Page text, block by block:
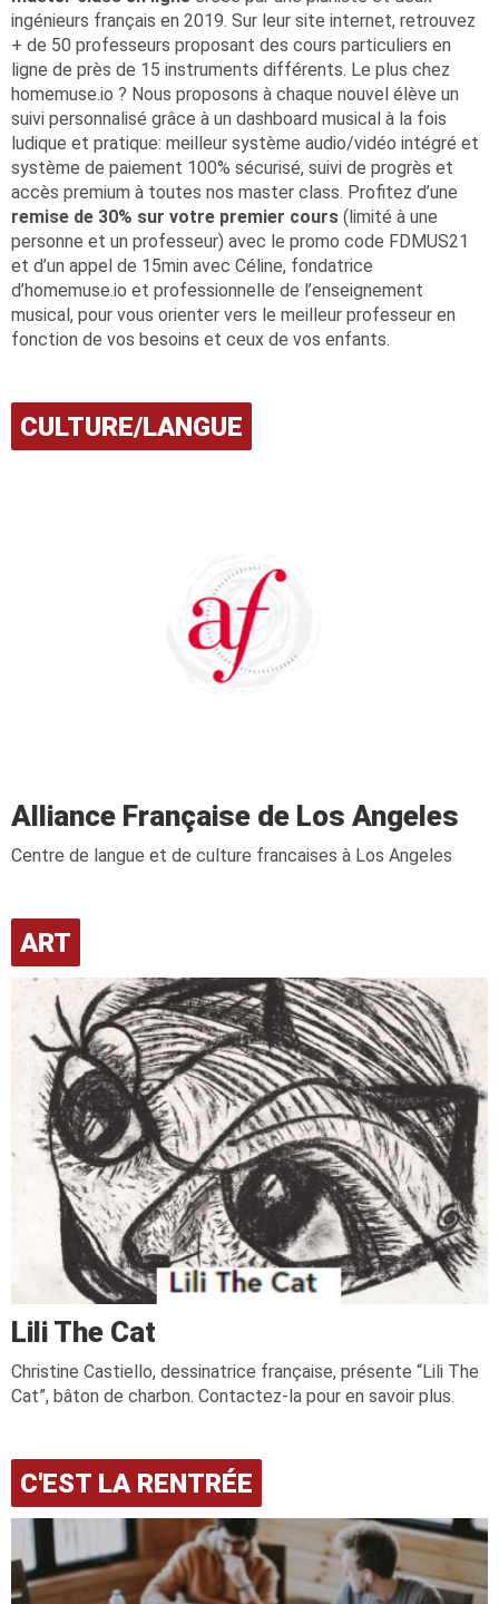
ingénieurs français en 2019. Sur leur site internet, retrouvez
+ de 50 professeurs proposant des cours particuliers en
ligne de près de 15 instruments différents. Le plus chez
homemuse.io ? Nous proposons à chaque nouvel élève un
suivi personnalisé grâce à un dashboard musical à la fois
ludique et pratique: meilleur système audio/vidéo intégré et
système de paiement 100% sécurisé, suivi de progrès et
accès premium à toutes nos master class. Profitez d’une
remise de 30% sur votre premier cours (limité à une
personne et un professeur) avec le promo code FDMUS21
et d’un appel de 15min avec Céline, fondatrice
d’homemuse.io et professionnelle de l’enseignement
musical, pour vous orienter vers le meilleur professeur en
fonction de vos besoins et ceux de vos enfants.
CULTURE/LANGUE
Alliance Française de Los Angeles
Centre de langue et de culture francaises à Los Angeles
ART
Lili The Cat
Christine Castiello, dessinatrice française, présente “Lili The
Cat”, bâton de charbon. Contactez-la pour en savoir plus.
C'EST LA RENTRÉE